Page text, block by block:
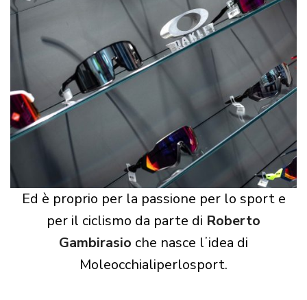
Ed è proprio per la passione per lo sport e
per il ciclismo da parte di Roberto
Gambirasio che nasce lʼidea di
Moleocchialiperlosport.